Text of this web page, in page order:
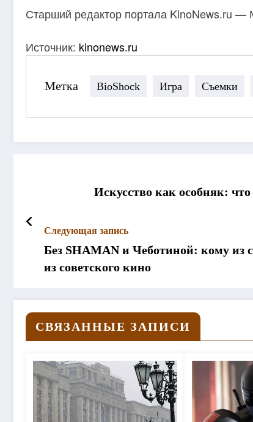
Старший редактор портала KinoNews.ru —
Источник: kinonews.ru
Метка BioShock Игра Съемки
Искусство как особняк:
Следующая запись
Без SНАМАN и Чеботиной: кому из
из советского кино
СВЯЗАННЫЕ ЗАПИСИ